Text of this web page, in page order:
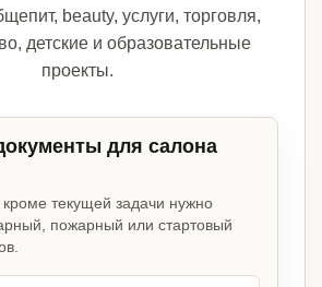
beauty, услуги, торговля,
детские и образовательные
проекты.
для салона
текущей задачи нужно
пожарный или стартовый